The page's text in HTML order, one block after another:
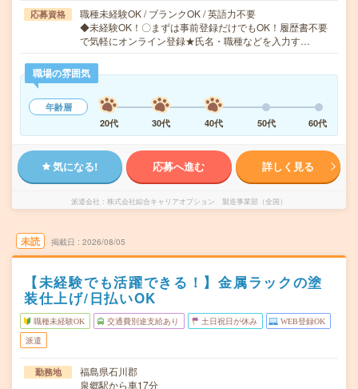
応募資格
職種未経験OK / ブランクOK / 英語力不要
◆未経験OK！〇まずは事前登録だけでもOK！履歴書不要
で気軽にオンライン登録★氏名・職種などを入力す…
職場の雰囲気
年齢層
20代
30代 40代 50代 60代
気になる! 応募へ進む 詳しく見る
派遣会社 株式会社綜合キャリアオプション 製造事業部（全国）
未読 掲載日 2026/08/05
【未経験でも活躍できる！】金属ラックの塗
装仕上げ/日払いOK
職種未経験OK 交通費別途支給あり 土日祝日が休み WEB登録OK
派遣
勤務地
福島県石川郡
泉郷駅から車17分